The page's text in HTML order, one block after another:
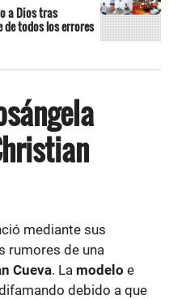
a Dios tras
de todos los errores
mediante sus
rumores de una
Cueva. La modelo e
debido a que